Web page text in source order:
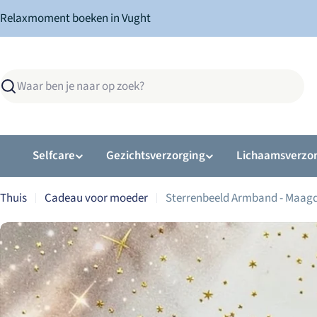
Ga
Relaxmoment boeken in Vught
Zoekopdracht
Selfcare Gezichtsverzorging
Thuis Cadeau voor moeder
Sterrenbeeld Armband -
Ga
naar
productinformatie